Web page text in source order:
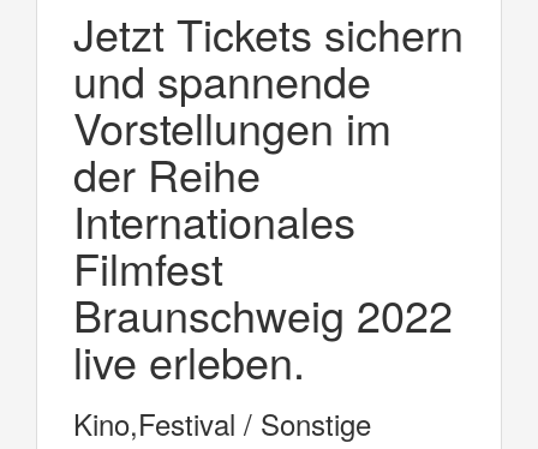
Jetzt Tickets sichern
und spannende
Vorstellungen im
der Reihe
Internationales
Filmfest
Braunschweig 2022
live erleben.
Kino,Festival / Sonstige